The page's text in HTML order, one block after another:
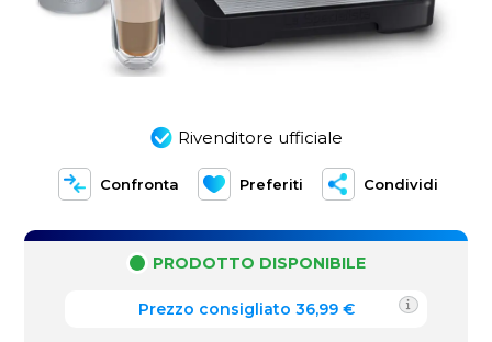
Rivenditore ufficiale
Confronta Preferiti Condividi
PRODOTTO DISPONIBILE
Prezzo consigliato 36,99 €